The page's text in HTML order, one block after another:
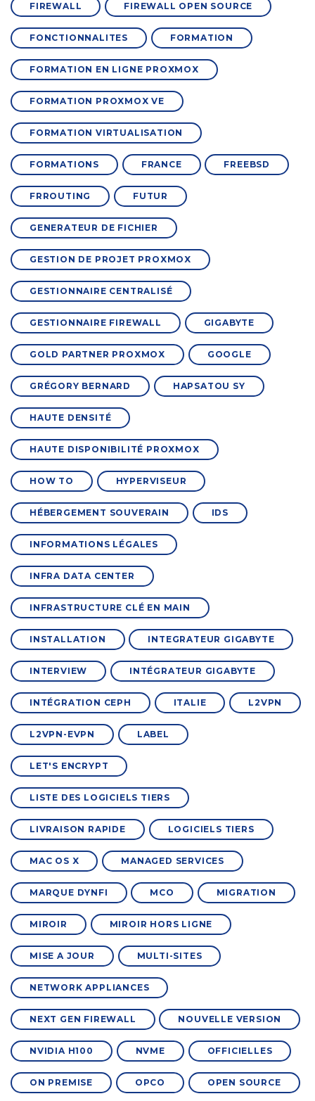
FIREWALL FIREWALL OPEN SOURCE
FONCTIONNALITES FORMATION
FORMATION EN LIGNE PROXMOX
FORMATION PROXMOX VE
FORMATION VIRTUALISATION
FORMATIONS FRANCE FREEBSD
FRROUTING FUTUR
GENERATEUR DE FICHIER
GESTION DE PROJET PROXMOX
GESTIONNAIRE CENTRALISÉ
GESTIONNAIRE FIREWALL GIGABYTE
GOLD PARTNER PROXMOX GOOGLE
GRÉGORY BERNARD HAPSATOU SY
HAUTE DENSITÉ
HAUTE DISPONIBILITÉ PROXMOX
HOW TO HYPERVISEUR
HÉBERGEMENT SOUVERAIN IDS
INFORMATIONS LÉGALES
INFRA DATA CENTER
INFRASTRUCTURE CLÉ EN MAIN
INSTALLATION INTEGRATEUR GIGABYTE
INTERVIEW INTÉGRATEUR GIGABYTE
INTÉGRATION CEPH ITALIE L2VPN
L2VPN-EVPN LABEL
LET'S ENCRYPT
LISTE DES LOGICIELS TIERS
LIVRAISON RAPIDE LOGICIELS TIERS
MAC OS X MANAGED SERVICES
MARQUE DYNFI MCO MIGRATION
MIROIR MIROIR HORS LIGNE
MISE A JOUR MULTI-SITES
NETWORK APPLIANCES
NEXT GEN FIREWALL NOUVELLE VERSION
NVIDIA H100 NVME OFFICIELLES
ON PREMISE OPCO OPEN SOURCE